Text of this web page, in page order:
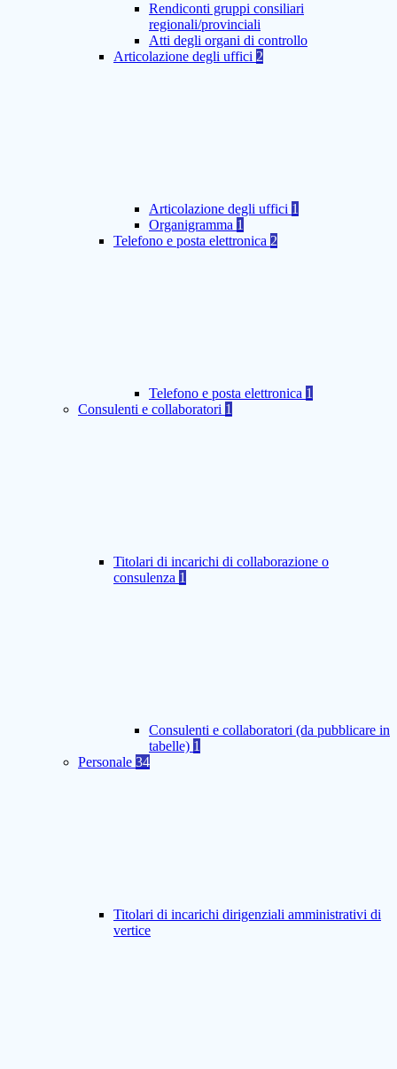
Rendiconti gruppi consiliari
regionali/provinciali
Atti degli organi di controllo
Articolazione degli uffici 2
Articolazione degli uffici 1
Organigramma 1
Telefono e posta elettronica 2
Telefono e posta elettronica 1
Consulenti e collaboratori 1
Titolari di incarichi di collaborazione o
consulenza 1
Consulenti e collaboratori (da pubblicare in
tabelle) 1
Personale 34
Titolari di incarichi dirigenziali amministrativi di
vertice